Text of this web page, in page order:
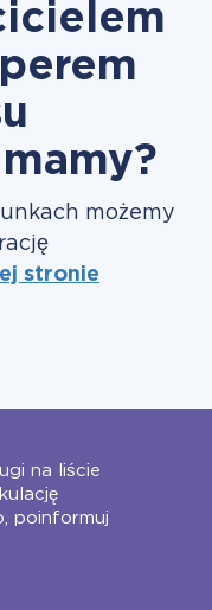
możemy
stronie
na liście
poinformuj